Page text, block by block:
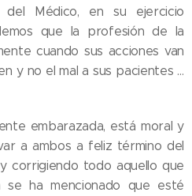
Médico, en su ejercicio
que la profesión de la
cuando sus acciones van
y no el mal a sus pacientes …
embarazada, está moral y
a ambos a feliz término del
corrigiendo todo aquello que
ha mencionado que esté